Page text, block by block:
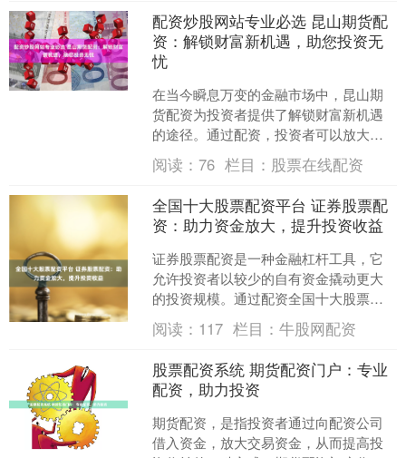
配资炒股网站专业必选 昆山期货配
资：解锁财富新机遇，助您投资无
忧
在当今瞬息万变的金融市场中，昆山期
货配资为投资者提供了解锁财富新机遇
的途径。通过配资，投资者可以放大资
金规模，从而提高潜在收益。 配资的本
质是放大收益。当市场上....
阅读：76 栏目： 股票在线配资
全国十大股票配资平台 证券股票配
资：助力资金放大，提升投资收益
证券股票配资是一种金融杠杆工具，它
允许投资者以较少的自有资金撬动更大
的投资规模。通过配资全国十大股票配
资平台，投资者可以放大资金，从而提
升潜在投资收益。 配资可....
阅读： 117 栏目：牛股网配资
股票配资系统 期货配资门户：专业
配资，助力投资
期货配资，是指投资者通过向配资公司
借入资金，放大交易资金，从而提高投